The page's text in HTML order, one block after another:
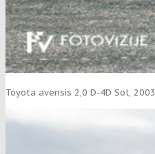
Toyota avensis 2,0 D-4D Sol, 2003